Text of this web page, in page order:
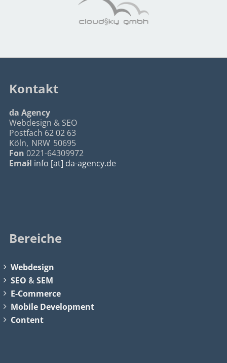
Kontakt
da Agency
Webdesign & SEO
Postfach 62 02 63
Köln, NRW 50695
Fon 0221-64309972
Email info [at] da-agency.de
Bereiche
Webdesign
SEO &SEM
E-Commerce
Mobile Development
Content